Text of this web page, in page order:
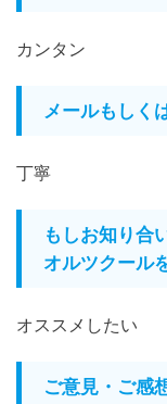
カンタン
メールもしく
丁寧
もしお知り合
オルツクール
オススメしたい
ご意見・ご感